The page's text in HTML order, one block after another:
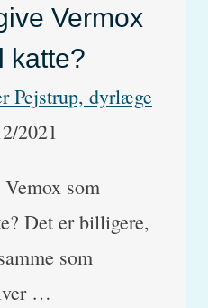
Vermox
katte?
Pejstrup, dyrlæge
2021
som
Det er billigere,
som
…